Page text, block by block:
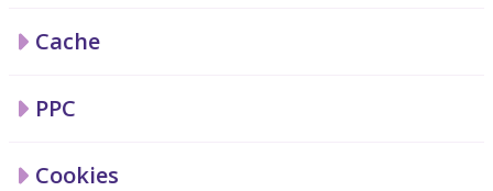
Cache
PPC
Cookies